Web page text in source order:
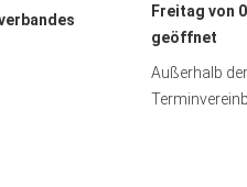
Freitag von
geöffnet
Außerhalb